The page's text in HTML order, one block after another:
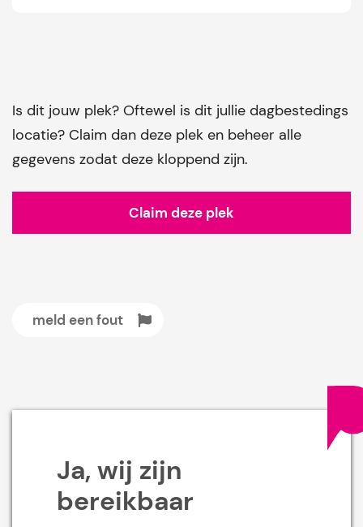
Is dit jouw plek? Oftewel is dit jullie dagbestedings
locatie? Claim dan deze plek en beheer alle
gegevens zodat deze kloppend zijn.
Claim deze plek
meld een fout
Ja, wij zijn
bereikbaar